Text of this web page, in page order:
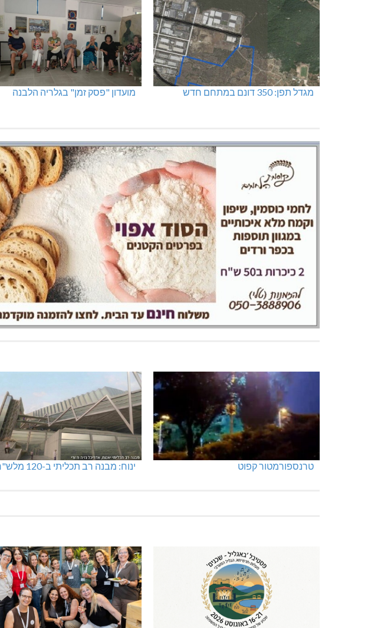
האלימות משתוללת! כפר ורדים: סברס למען הדמוקרטיה
מגדל תפן: 350 דונם במתחם חדש מועדון "פסק זמן" בגלריה הלבנה
טרנספורמטור קפוט ינוח: מבנה רב תכליתי ב-120 מלש"ח